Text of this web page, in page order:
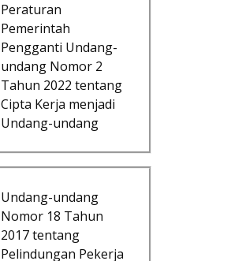
Peraturan
Pemerintah
Pengganti Undang-
undang Nomor 2
Tahun 2022 tentang
Cipta Kerja menjadi
Undang-undang
Undang-undang
Nomor 18 Tahun
2017 tentang
Pelindungan Pekerja